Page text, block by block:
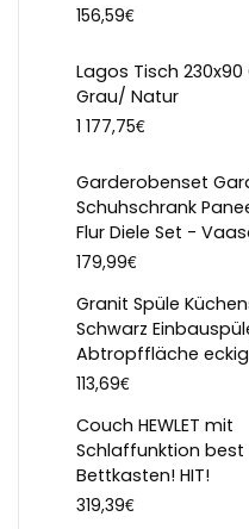
156,59€
Lagos Tisch 230x90
Grau/ Natur
1 177,75€
Garderobenset
Schuhschrank
Flur Diele Set -
179,99€
Granit Spüle
Schwarz
Abtropffläche
113,69€
Couch HEWLET mit
Schlaffunktion
Bettkasten! HIT!
319,39€